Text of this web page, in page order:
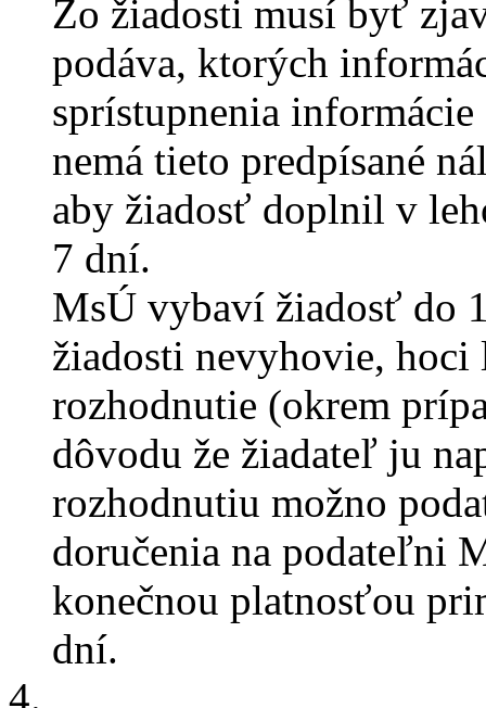
Zo žiadosti musí byť
podáva, ktorých
sprístupnenia
nemá tieto predpísané
aby žiadosť doplnil v
7 dní.
MsÚ vybaví žiadosť do
žiadosti nevyhovie, hoci
rozhodnutie (okrem
dôvodu že žiadateľ ju
rozhodnutiu možno
doručenia na podateľni
konečnou platnosťou
dní.
4.